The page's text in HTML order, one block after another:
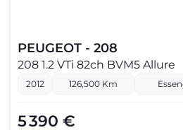
PEUGEOT - 208
208 1.2 VTi 82ch BVM5 Allure
2012 126,500 Km
5 390 €